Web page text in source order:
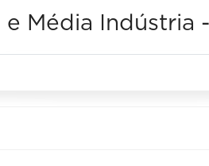
Média Indústria